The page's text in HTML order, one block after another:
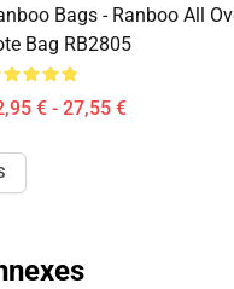
Bags - Ranboo All
Bag RB2805
€ - 27,55 €